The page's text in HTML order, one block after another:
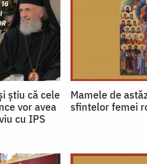
știu că cele
vor avea
cu IPS
Mamele de
sfintelor femei